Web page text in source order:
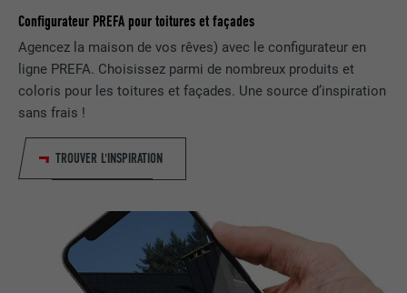
Configurateur PREFA pour toitures et façades
Agencez la maison de vos rêves) avec le configurateur en
ligne PREFA. Choisissez parmi de nombreux produits et
coloris pour les toitures et façades. Une source d’inspiration
sans frais !
TROUVER L'INSPIRATION
UTILITÉ
autorise l'utilisation de cookies. Ne
contient aucun élément d'identification.
UTILITÉ
Utilisé par LinkedIn lorsqu'un site
Internet contient une fenêtre « Suivez-
NOM bcookie
FOURNISSEUR LinkedIn
EXPIRATION 2 ans